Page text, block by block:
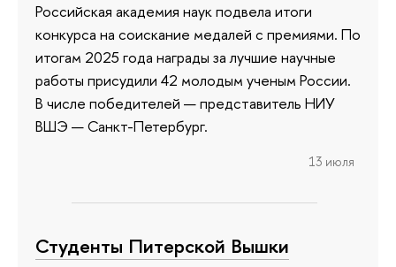
Российская академия наук подвела итоги
конкурса на соискание медалей с премиями. По
итогам 2025 года награды за лучшие научные
работы присудили 42 молодым ученым России.
В числе победителей — представитель НИУ
ВШЭ — Санкт-Петербург.
13 июля
Студенты Питерской Вышки